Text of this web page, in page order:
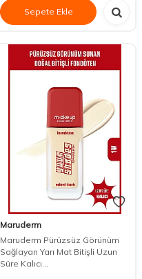
Sepete Ekle
Maruderm
Maruderm Pürüzsüz Görünüm
Sağlayan Yarı Mat Bitişli Uzun
Süre Kalıcı...